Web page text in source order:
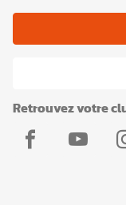
Retrouvez votre
L'Appart